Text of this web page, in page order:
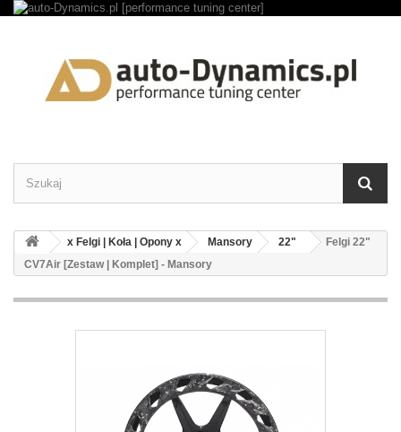
x Felgi | Koła | Opony x Mansory 22"
Felgi 22"
CV7Air [Zestaw | Komplet] - Mansory